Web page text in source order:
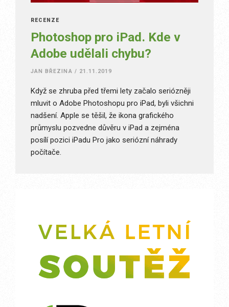
RECENZE
Photoshop pro iPad. Kde v
Adobe udělali chybu?
JAN BŘEZINA / 21.11.2019
Když se zhruba před třemi lety začalo seriózněji
mluvit o Adobe Photoshopu pro iPad, byli všichni
nadšení. Apple se těšil, že ikona grafického
průmyslu pozvedne důvěru v iPad a zejména
posílí pozici iPadu Pro jako seriózní náhrady
počítače.